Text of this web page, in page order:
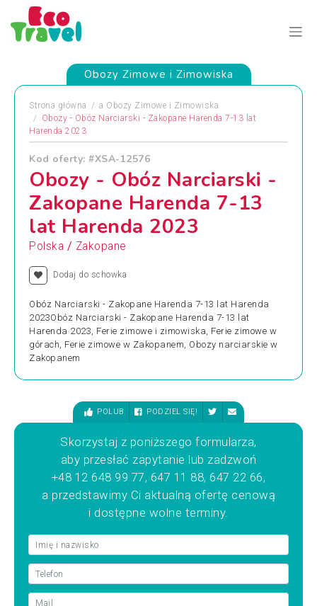
Obozy Zimowe i Zimowiska
Strona główna a Obozy Zimowe i Zimowiska
Obozy - Obóz Narciarski - Zakopane Harenda 7-13 lat
Harenda 2023
Kod oferty: #XSA-12576
Obozy - Obóz Narciarski -
Zakopane Harenda 7-13
lat Harenda 2023
Polska / Zakopane
Dodaj do schowka
Obóz Narciarski - Zakopane Harenda 7-13 lat Harenda
2023Obóz Narciarski - Zakopane Harenda 7-13 lat
Harenda 2023, Ferie zimowe i zimowiska, Ferie zimowe w
górach, Ferie zimowe w Zakopanem, Obozy narciarskie w
Zakopanem
POLUB PODZIEL SIĘ!
Skorzystaj z poniższego formularza,
aby przesłać zapytanie lub zadzwoń
+48 12 648 99 77, 647 11 88, 647 22 66,
a przedstawimy Ci aktualną ofertę cenową
i dostępne wolne terminy.